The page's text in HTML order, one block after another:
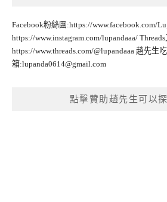
Facebook粉絲團:https://www.facebook.com/
https://www.instagram.com/lupandaaa/ Threads
https://www.threads.com/@lupandaaa 趙先生
箱:lupanda0614@gmail.com
點擊贊助趙先生可以